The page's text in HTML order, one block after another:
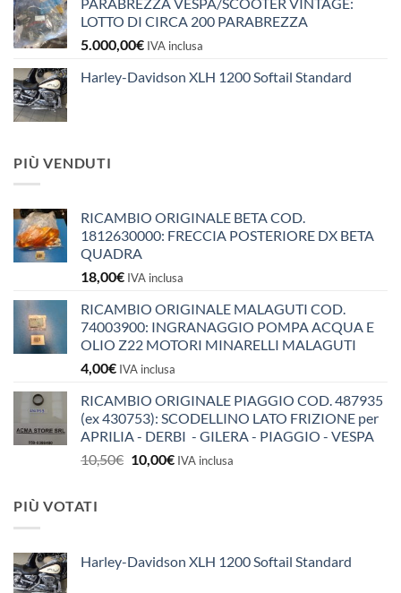
LOTTO DI CIRCA 200 PARABREZZA
5.000,00€ IVA inclusa
Harley-Davidson XLH 1200 Softail Standard
PIÙ VENDUTI
RICAMBIO ORIGINALE BETA COD.
1812630000: FRECCIA POSTERIORE DX BETA
QUADRA
18,00€ IVA inclusa
RICAMBIO ORIGINALE MALAGUTI COD.
74003900: INGRANAGGIO POMPA ACQUA E
OLIO Z22 MOTORI MINARELLI MALAGUTI
4,00€ IVA inclusa
RICAMBIO ORIGINALE PIAGGIO COD. 487935
(ex 430753): SCODELLINO LATO FRIZIONE per
APRILIA - DERBI - GILERA - PIAGGIO - VESPA
10,50€ Il
10,00€IlIVA inclusa
PIÙ VOTATI
Harley-Davidson XLH 1200 Softail Standard